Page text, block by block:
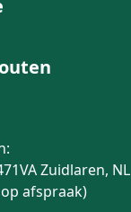
Zuidlaren, NL
afspraak)